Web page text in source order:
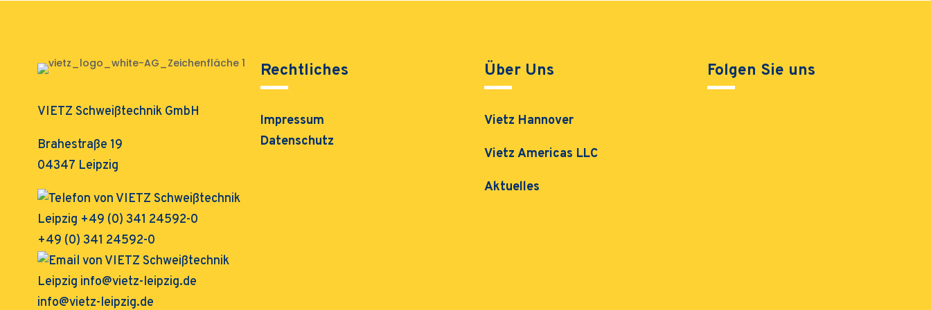
VIETZ Schweißtechnik GmbH
Brahestraße 19
04347 Leipzig
+49 (0) 341 24592-0
info@vietz-leipzig.de
Rechtliches
Impressum
Datenschutz
Über Uns
Vietz Hannover
Vietz Americas LLC
Aktuelles
Folgen Sie uns